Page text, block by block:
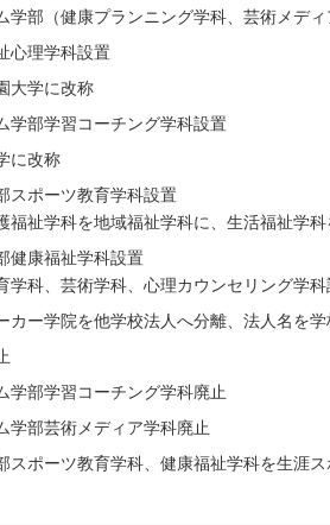
学部（健康プランニング学科、芸術メデ
心理学科設置
大学に改称
学部学習コーチング学科設置
に改称
スポーツ教育学科設置
福祉学科を地域福祉学科に、生活福祉学
健康福祉学科設置
学科、芸術学科、心理カウンセリング学科
カー学院を他学校法人へ分離、法人名を
学部学習コーチング学科廃止
学部芸術メディア学科廃止
スポーツ教育学科、健康福祉学科を生涯